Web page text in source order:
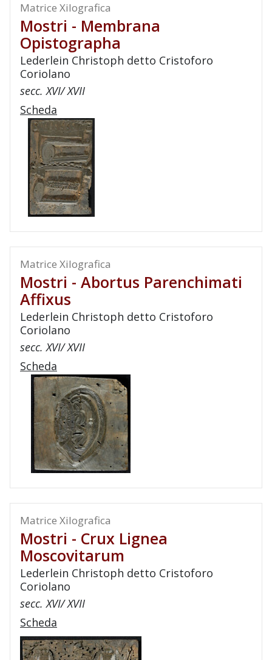
Matrice Xilografica
Mostri - Membrana
Opistographa
Lederlein Christoph detto Cristoforo
Coriolano
secc. XVI/ XVII
Scheda
Matrice Xilografica
Mostri - Abortus Parenchimati
Affixus
Lederlein Christoph detto Cristoforo
Coriolano
secc. XVI/ XVII
Scheda
Matrice Xilografica
Mostri - Crux Lignea
Moscovitarum
Lederlein Christoph detto Cristoforo
Coriolano
secc. XVI/ XVII
Scheda